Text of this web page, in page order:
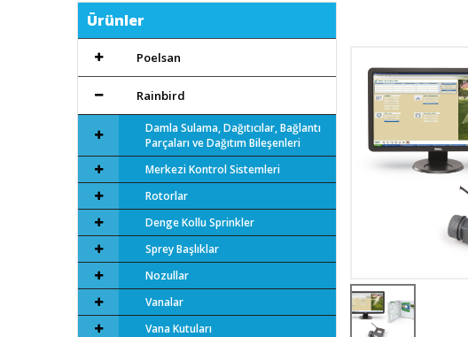
Ürünler
Poelsan
Rainbird
Damla Sulama, Dağıtıcılar, Bağlantı
Parçaları ve Dağıtım Bileşenleri
Merkezi Kontrol Sistemleri
Rotorlar
Denge Kollu Sprinkler
Sprey Başlıklar
Nozullar
Vanalar
Vana Kutuları